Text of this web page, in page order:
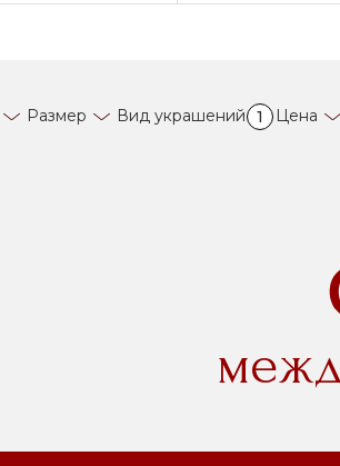
Размер Вид украшений 1 Цена